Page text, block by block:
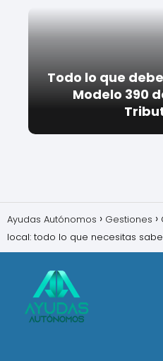
Todo lo que
Modelo 390
Ayudas Autónomos Gestiones
local: todo lo que necesitas